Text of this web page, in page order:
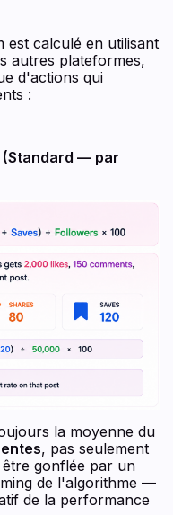
est calculé en utilisant
autres plateformes,
d'actions qui
:
(Standard — par
la moyenne du
, pas seulement
gonflée par un
de l'algorithme —
de la performance